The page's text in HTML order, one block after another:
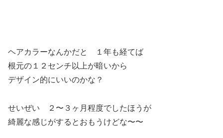
ヘアカラーなんかだと １年も経てば
根元の１２センチ以上が暗いから
デザイン的にいいのかな？
せいぜい ２〜３ヶ月程度でしたほうが
綺麗な感じがするとおもうけどな〜〜